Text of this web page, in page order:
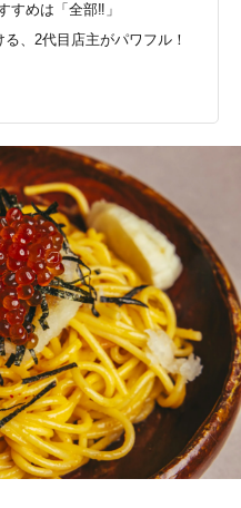
すめは「全部‼︎」
、2代目店主がパワフル！